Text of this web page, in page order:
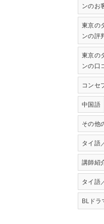
ンのお
東京の
ンの評
東京の
ンの口
コンセ
中国語
その他
タイ語
講師紹
タイ語
BLドラ